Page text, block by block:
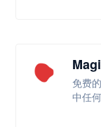
免费
中任